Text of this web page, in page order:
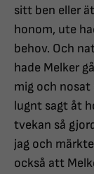
sitt ben eller
honom, ute
behov. Och
hade Melker
mig och nosat
lugnt sagt åt
tvekan så
jag och
också att